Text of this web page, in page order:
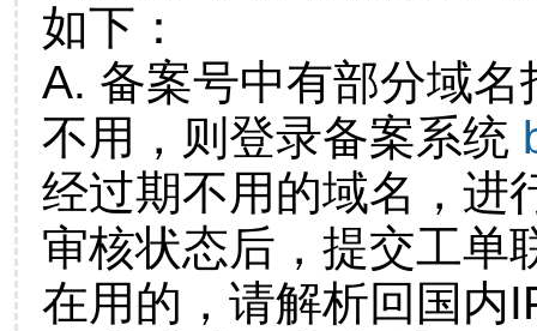
如下：
A. 备案号中有部分域
不用，则登录备案系统
经过期不用的域名，进
审核状态后，提交工单
在用的，请解析回国内